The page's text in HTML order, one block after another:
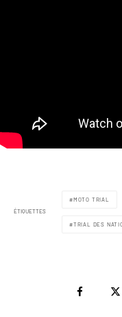
ÉTIQUETTES
MOTO TRIAL
TRIAL DES